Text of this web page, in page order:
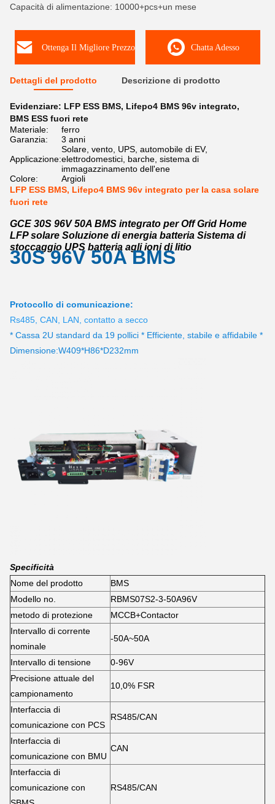
Capacità di alimentazione: 10000+pcs+un mese
Ottenga Il Migliore Prezzo Chatta Adesso
Dettagli del prodotto Descrizione di prodotto
Evidenziare: LFP ESS BMS, Lifepo4 BMS 96v integrato,
BMS ESS fuori rete
Materiale:
ferro
Garanzia:
3 anni
Applicazione:
Solare, vento, UPS, automobile di EV,
elettrodomestici, barche, sistema di
immagazzinamento dell'ene
Colore:
Argioli
LFP ESS BMS, Lifepo4 BMS 96v integrato per la casa solare
fuori rete
GCE 30S 96V 50A BMS integrato per Off Grid Home
LFP solare Soluzione di energia batteria Sistema di
stoccaggio UPS batteria agli ioni di litio
30S 96V 50A BMS
Protocollo di comunicazione:
Rs485, CAN, LAN, contatto a secco
* Cassa 2U standard da 19 pollici * Efficiente, stabile e affidabile *
Dimensione:W409*H86*D232mm
Specificità
Nome del prodotto
BMS
Modello no.
RBMS07S2-3-50A96V
metodo di protezione
MCCB+Contactor
Intervallo di corrente
nominale
-50A~50A
Intervallo di tensione
0-96V
Precisione attuale del
campionamento
10,0% FSR
Interfaccia di
comunicazione con PCS
RS485/CAN
Interfaccia di
comunicazione con BMU
CAN
Interfaccia di
comunicazione con
RS485/CAN